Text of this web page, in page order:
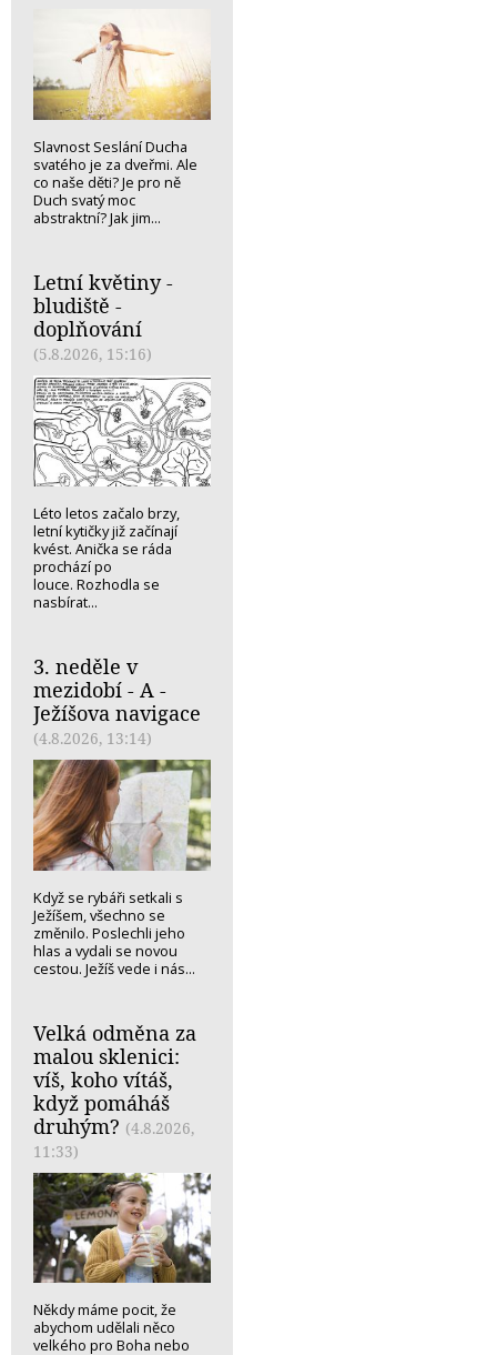
Slavnost Seslání Ducha
svatého je za dveřmi. Ale
co naše děti? Je pro ně
Duch svatý moc
abstraktní? Jak jim...
Letní květiny -
bludiště -
doplňování
(5.8.2026, 15:16)
Léto letos začalo brzy,
letní kytičky již začínají
kvést. Anička se ráda
prochází po
louce. Rozhodla se
nasbírat...
3. neděle v
mezidobí - A -
Ježíšova navigace
(4.8.2026, 13:14)
Když se rybáři setkali s
Ježíšem, všechno se
změnilo. Poslechli jeho
hlas a vydali se novou
cestou. Ježíš vede i nás...
Velká odměna za
malou sklenici:
víš, koho vítáš,
když pomáháš
druhým? (4.8.2026,
11:33)
Někdy máme pocit, že
abychom udělali něco
velkého pro Boha nebo